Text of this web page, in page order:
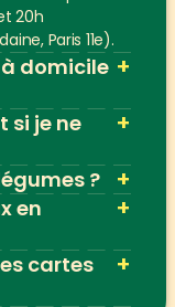
20h
Paris 11e).
domicile +
si je ne
+
? +
en
+
cartes
+